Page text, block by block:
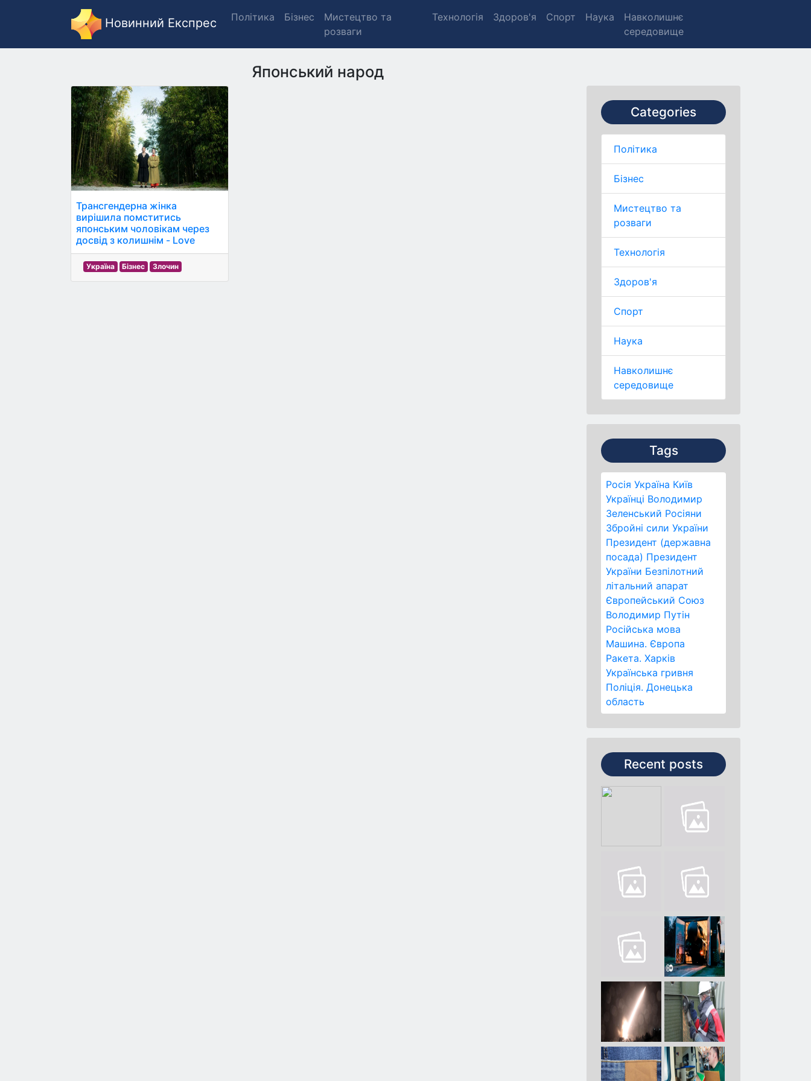
Новинний Експрес Політика Бізнес
Мистецтво та
розваги
Технологія Здоров'я Спорт Наука
Навколишнє
середовище
Японський народ
Categories
Політика
Бізнес
Мистецтво та
розваги
Технологія
Здоров'я
Спорт
Наука
Навколишнє
середовище
Tags
Росія Україна Київ
Українці Володимир
Зеленський Росіяни
Збройні сили України
Президент (державна
посада) Президент
України Безпілотний
літальний апарат
Європейський Союз
Володимир Путін
Російська мова
Машина. Європа
Ракета. Харків
Українська гривня
Поліція. Донецька
область
Recent posts
Трансгендерна жінка
вирішила помститись
японським чоловікам через
досвід з колишнім - Love
Україна Бізнес Злочин